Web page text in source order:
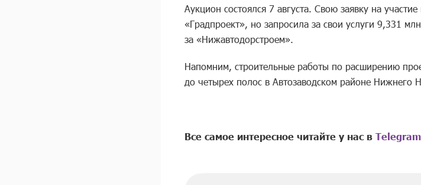
Аукцион состоялся 7 августа. Свою заявку на
«Градпроект», но запросила за свои услуги 9,331
за «Нижавтодорстроем».
Напомним, строительные работы по расширению
до четырех полос в Автозаводском районе Нижнего
Все самое интересное читайте у нас в Telegram